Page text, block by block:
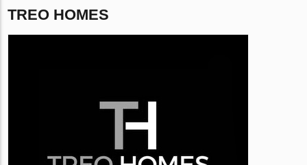
TREO HOMES